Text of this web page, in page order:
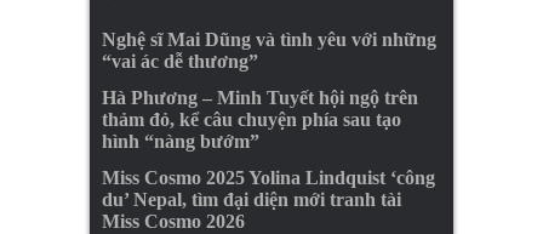
Nghệ sĩ Mai Dũng và tình yêu với những
“vai ác dễ thương”
Hà Phương – Minh Tuyết hội ngộ trên
thảm đỏ, kể câu chuyện phía sau tạo
hình “nàng bướm”
Miss Cosmo 2025 Yolina Lindquist ‘công
du’ Nepal, tìm đại diện mới tranh tài
Miss Cosmo 2026